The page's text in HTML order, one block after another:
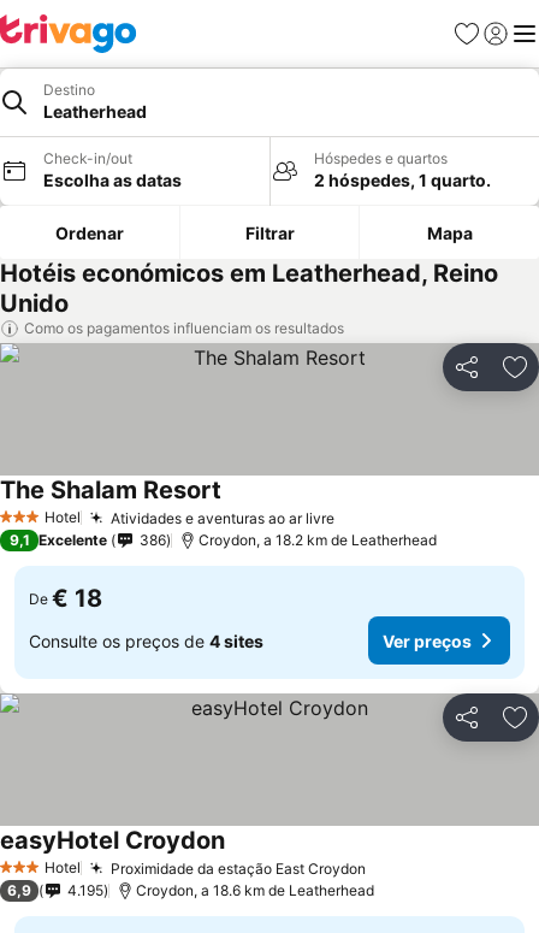
Favoritos
Iniciar
Destino
Leatherhead
Check-in/out
Escolha as datas
Hóspedes e quartos
2 hóspedes, 1 quarto.
Ordenar Filtrar Mapa
Hotéis económicos em Leatherhead, Reino
Unido
Como os pagamentos influenciam os resultados
Partilhar
3 EstrelasHotel Atividades e aventuras ao ar livre
The Shalam Resort
9,1 Excelente 386 Croydon, a 18.2 km de Leatherhead
De € 18
Consulte os preços de 4 sites Ver preços
Partilhar
3 EstrelasHotel Proximidade da estação East Croydon
easyHotel Croydon
6,9 4.195 Croydon, a 18.6 km de Leatherhead